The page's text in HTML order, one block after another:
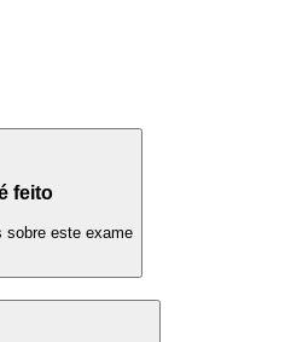
feito
sobre este exame